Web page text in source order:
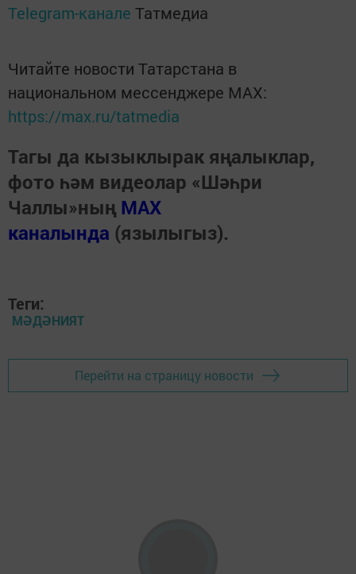
Telegram-канале Татмедиа
Читайте новости Татарстана в
национальном мессенджере MАХ:
https://max.ru/tatmedia
Тагы да кызыклырак яңалыклар,
фото һәм видеолар «Шәһри
Чаллы»ның MAX
каналында (язылыгыз).
Теги:
МӘДӘНИЯТ
Перейти на страницу новости